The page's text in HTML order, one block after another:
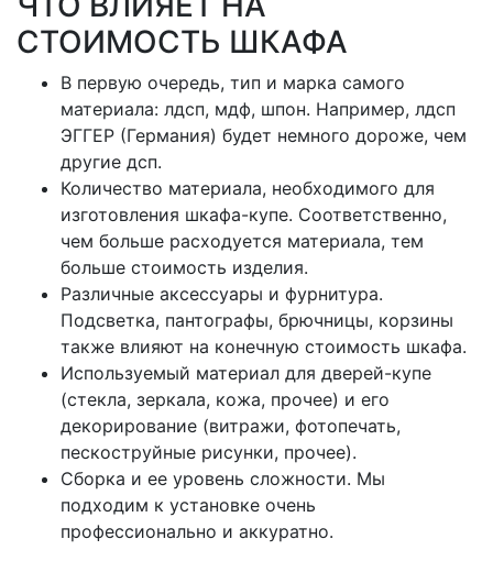
СТОИМОСТЬ ШКАФА
В первую очередь, тип и марка самого
материала: лдсп, мдф, шпон. Например, лдсп
ЭГГЕР (Германия) будет немного дороже, чем
другие дсп.
Количество материала, необходимого для
изготовления шкафа-купе. Соответственно,
чем больше расходуется материала, тем
больше стоимость изделия.
Различные аксессуары и фурнитура.
Подсветка, пантографы, брючницы, корзины
также влияют на конечную стоимость шкафа.
Используемый материал для дверей-купе
(стекла, зеркала, кожа, прочее) и его
декорирование (витражи, фотопечать,
пескоструйные рисунки, прочее).
Сборка и ее уровень сложности. Мы
подходим к установке очень
профессионально и аккуратно.